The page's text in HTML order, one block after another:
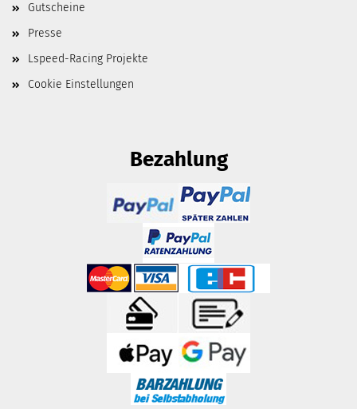
Gutscheine
Presse
Lspeed-Racing Projekte
Cookie Einstellungen
Bezahlung